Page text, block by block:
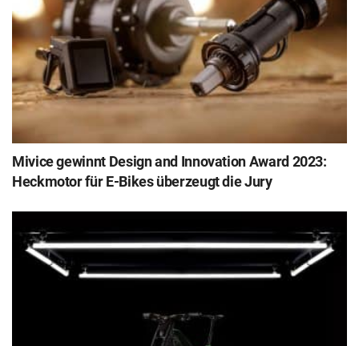
Mivice gewinnt Design and Innovation Award 2023:
Heckmotor für E-Bikes überzeugt die Jury